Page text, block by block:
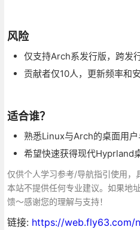
风险
仅支持Arch系发行版，跨发
贡献者仅10人，更新频率和
适合谁？
熟悉Linux与Arch的桌面用
希望快速获得现代Hyprland
仅供个人学习参考/导航指引使用，
本站不提供任何专业建议。如果地
馈～感谢您的理解与支持！
链接: https://web.fly63.com/